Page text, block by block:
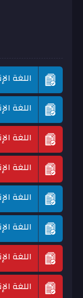
اللغة
اللغة
اللغة
اللغة
اللغة
اللغة
اللغة
اللغة